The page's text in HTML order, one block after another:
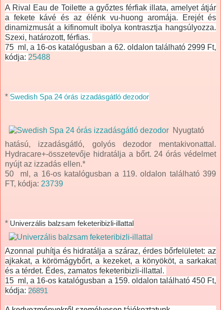
A Rival Eau de Toilette a győztes férfiak illata, amelyet átjár
a fekete kávé és az élénk vu-huong aromája. Erejét és
dinamizmusát a kifinomult ibolya kontrasztja hangsúlyozza.
Szexi, határozott, férfias.
75 ml, a 16-os katalógusban a 62. oldalon található 2999 Ft,
kódja: 25488
* Swedish Spa 24 órás izzadásgátló dezodor
Nyugtató
hatású, izzadásgátló, golyós dezodor mentakivonattal.
Hydracare+-összetevője hidratálja a bőrt. 24 órás védelmet
nyújt az izzadás ellen.*
50 ml, a 16-os katalógusban a 119. oldalon található 399
FT, kódja: 23739
* Univerzális balzsam feketeribizli-illattal
Azonnal puhítja és hidratálja a száraz, érdes bőrfelületet: az
ajkakat, a körömágybőrt, a kezeket, a könyököt, a sarkakat
és a térdet. Édes, zamatos feketeribizli-illattal.
15 ml, a 16-os katalógusban a 159. oldalon található 450 Ft,
kódja: 26891